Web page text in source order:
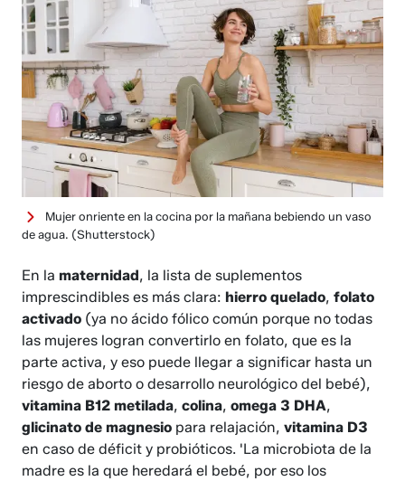
Mujer onriente en la cocina por la mañana bebiendo un vaso
de agua. (Shutterstock)
En lamaternidad, la lista de suplementos
imprescindibles es más clara: hierro quelado,folato
activado (ya no ácido fólico común porque no todas
las mujeres logran convertirlo en folato, que es la
parte activa, y eso puede llegar a significar hasta un
riesgo de aborto o desarrollo neurológico del bebé),
vitamina B12 metilada,colina,omega 3 DHA,
glicinato de magnesio para relajación,vitamina D3
en caso de déficit y probióticos. 'La microbiota de la
madre es la que heredará el bebé, por eso los